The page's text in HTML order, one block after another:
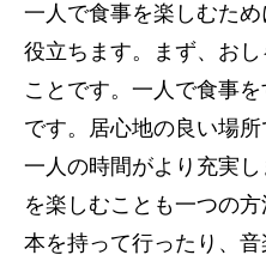
一人で食事を楽しむた
役立ちます。まず、お
ことです。一人で食事
です。居心地の良い場所
一人の時間がより充実
を楽しむことも一つの
本を持って行ったり、